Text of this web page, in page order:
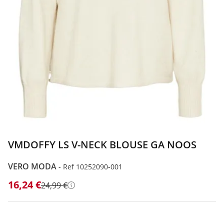
VMDOFFY LS V-NECK BLOUSE GA NOOS
VERO MODA - Ref 10252090-001
16,24 €24,99 € Détails